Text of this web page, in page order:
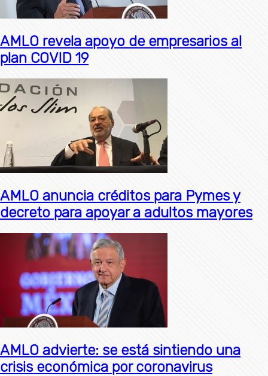
AMLO revela apoyo de empresarios al
plan COVID 19
AMLO anuncia créditos para Pymes y
decreto para apoyar a adultos mayores
AMLO advierte: se está sintiendo una
crisis económica por coronavirus